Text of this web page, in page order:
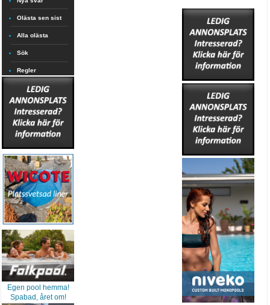
Olästa sen sist
Alla olästa
Sök
Regler
Egen pool hemma!
Spabad, året om!